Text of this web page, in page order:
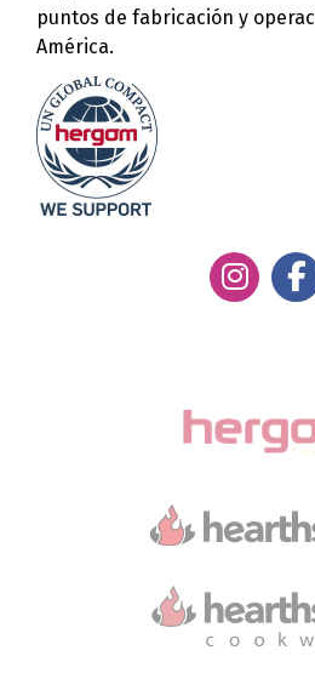
puntos de fabricación y
América.